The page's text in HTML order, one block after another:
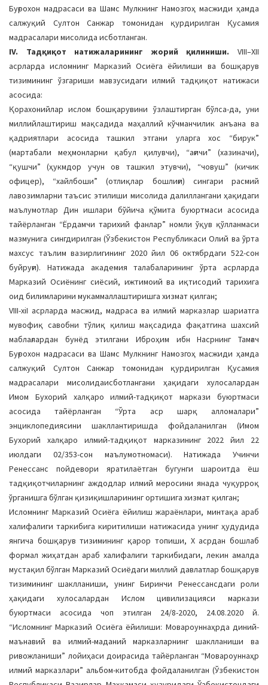
Буғрохон мадрасаси ва Шамс Мулкнинг Намозгоҳ масжиди ҳамда
салжуқий Султон Санжар томонидан қурдирилган Қусамия
мадрасалари мисолида исботланган.
IV. Тадқиқот натижаларининг жорий қилиниши. VIII–XII
асрларда исломнинг Марказий Осиёга ёйилиши ва бошқарув
тизимининг ўзгариши мавзусидаги илмий тадқиқот натижаси
асосида:
Қорахонийлар ислом бошқарувини ўзлаштирган бўлса-да, уни
миллийлаштириш мақсадида маҳаллий кўчманчилик анъана ва
қадриятлари асосида ташкил этгани уларга хос “бирук”
(мартабали меҳмонларни қабул қилувчи), “ағичи” (хазиначи),
“қушчи” (ҳукмдор учун ов ташкил этувчи), “човуш” (кичик
офицер), “хайлбоши” (отлиқлар бошлиғи) сингари расмий
лавозимларни таъсис этилиши мисолида далиллангани ҳақидаги
маълумотлар Дин ишлари бўйича қўмита буюртмаси асосида
тайёрланган “Ёрдамчи тарихий фанлар” номли ўқув қўлланмаси
мазмунига сингдирилган (Ўзбекистон Республикаси Олий ва ўрта
махсус таълим вазирлигининг 2020 йил 06 октябрдаги 522-сон
буйруғи). Натижада академия талабаларининг ўрта асрларда
Марказий Осиёнинг сиёсий, ижтимоий ва иқтисодий тарихига
оид билимларини мукаммаллаштиришга хизмат қилган;
VIII-xiI асрларда масжид, мадраса ва илмий марказлар шариатга
мувофиқ савобни тўлиқ қилиш мақсадида фақатгина шахсий
маблағлардан бунёд этилгани Иброҳим ибн Насрнинг Тамғач
Буғрохон мадрасаси ва Шамс Мулкнинг Намозгоҳ масжиди ҳамда
салжуқий Султон Санжар томонидан қурдирилган Қусамия
мадрасалари мисолидаисботлангани ҳақидаги хулосалардан
Имом Бухорий халқаро илмий-тадқиқот маркази буюртмаси
асосида тайёрланган “Ўрта аср шарқ алломалари”
энциклопедиясини шакллантиришда фойдаланилган (Имом
Бухорий халқаро илмий-тадқиқот марказининг 2022 йил 22
июлдаги 02/353-сон маълумотномаси). Натижада Учинчи
Ренессанс пойдевори яратилаётган бугунги шароитда ёш
тадқиқотчиларнинг аждодлар илмий меросини янада чуқурроқ
ўрганишга бўлган қизиқишларининг ортишига хизмат қилган;
Исломнинг Марказий Осиёга ёйилиш жараёнлари, минтақа араб
халифалиги таркибига киритилиши натижасида унинг ҳудудида
янгича бошқарув тизимининг қарор топиши, Х асрдан бошлаб
формал жиҳатдан араб халифалиги таркибидаги, лекин амалда
мустақил бўлган Марказий Осиёдаги миллий давлатлар бошқарув
тизимининг шаклланиши, унинг Биринчи Ренессансдаги роли
ҳақидаги хулосалардан Ислом цивилизацияси маркази
буюртмаси асосида чоп этилган 24/8-2020, 24.08.2020 й.
“Исломнинг Марказий Осиёга ёйилиши: Мовароуннаҳрда диний-
маънавий ва илмий-маданий марказларнинг шаклланиши ва
ривожланиши” лойиҳаси доирасида тайёрланган “Мовароуннаҳр
илмий марказлари” альбом-китобда фойдаланилган (Ўзбекистон